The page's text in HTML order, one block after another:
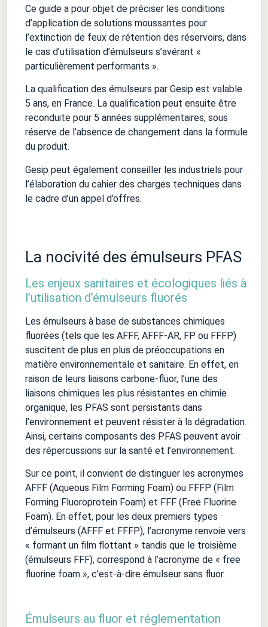
Ce guide a pour objet de préciser les conditions
d’application de solutions moussantes pour
l’extinction de feux de rétention des réservoirs, dans
le cas d’utilisation d’émulseurs s’avérant «
particulièrement performants ».
La qualification des émulseurs par Gesip est valable
5 ans, en France. La qualification peut ensuite être
reconduite pour 5 années supplémentaires, sous
réserve de l’absence de changement dans la formule
du produit.
Gesip peut également conseiller les industriels pour
l’élaboration du cahier des charges techniques dans
le cadre d’un appel d’offres.
La nocivité des émulseurs PFAS
Les enjeux sanitaires et écologiques liés à
l’utilisation d’émulseurs fluorés
Les émulseurs à base de substances chimiques
fluorées (tels que les AFFF, AFFF-AR, FP ou FFFP)
suscitent de plus en plus de préoccupations en
matière environnementale et sanitaire. En effet, en
raison de leurs liaisons carbone-fluor, l’une des
liaisons chimiques les plus résistantes en chimie
organique, les PFAS sont persistants dans
l’environnement et peuvent résister à la dégradation.
Ainsi, certains composants des PFAS peuvent avoir
des répercussions sur la santé et l’environnement.
Sur ce point, il convient de distinguer les acronymes
AFFF (Aqueous Film Forming Foam) ou FFFP (Film
Forming Fluoroprotein Foam) et FFF (Free Fluorine
Foam). En effet, pour les deux premiers types
d’émulseurs (AFFF et FFFP), l’acronyme renvoie vers
« formant un film flottant » tandis que le troisième
(émulseurs FFF), correspond à l’acronyme de « free
fluorine foam », c’est-à-dire émulseur sans fluor.
Émulseurs au fluor et réglementation